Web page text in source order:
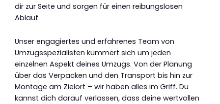
dir zur Seite und sorgen für einen reibungslosen
Ablauf.
Unser engagiertes und erfahrenes Team von
Umzugsspezialisten kümmert sich um jeden
einzelnen Aspekt deines Umzugs. Von der Planung
über das Verpacken und den Transport bis hin zur
Montage am Zielort – wir haben alles im Griff. Du
kannst dich darauf verlassen, dass deine wertvollen